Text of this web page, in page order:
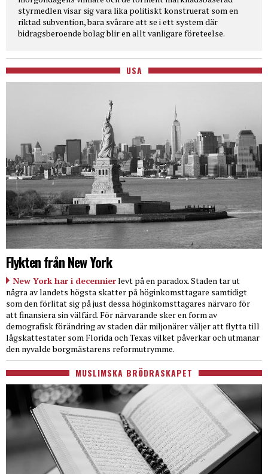
styrmedlen visar sig vara lika politiskt konstruerat som en
riktad subvention, bara svårare att se i ett system där
bidragsberoende bolag blir en allt vanligare företeelse.
USA
Flykten från New York
New York har i decennierlevt på en paradox. Staden tar ut
några av landets högsta skatter på höginkomsttagare samtidigt
som den förlitat sig på just dessa höginkomsttagares närvaro för
att finansiera sin välfärd. För närvarande sker en form av
demografisk förändring av staden där miljonärer väljer att flytta till
lågskattestater som Florida och Texas vilket påverkar och utmanar
den nyvalde borgmästarens reformutrymme.
MUSLIMSKA BRÖDRASKAPET